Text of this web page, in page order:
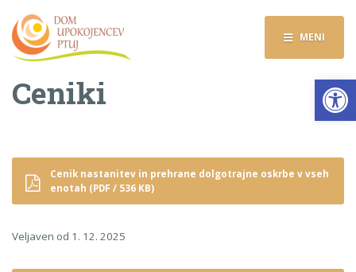
MENI
Ceniki
Cenik nastanitev in prehrane dolgotrajne oskrbe v vseh
enotah (PDF / 536 KB)
Veljaven od 1. 12. 2025